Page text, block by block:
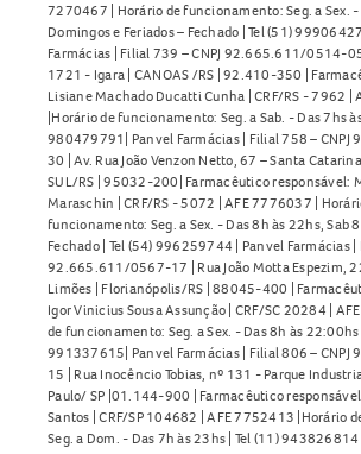
7270467 | Horário de funcionamento: Seg. a Sex.
Domingos e Feriados – Fechado | Tel (51)
Farmácias | Filial 739 – CNPJ 92.665.611/0514-
1721 - Igara | CANOAS /RS | 92.410-350 |
Lisiane Machado Ducatti Cunha | CRF/RS - 7962 |
|Horário de funcionamento: Seg. a Sab. - Das 7hs
980479791| Panvel Farmácias | Filial 758 –
30 | Av. Rua João Venzon Netto, 67 – Santa
SUL/RS | 95032-200| Farmacêutico responsável:
Maraschin | CRF/RS - 5072 | AFE 7776037 |
funcionamento: Seg. a Sex. - Das 8h às 22hs, Sab
Fechado | Tel (54) 996259744 | Panvel Farmácias |
92.665.611/0567-17 | Rua João Motta Espezim,
Limões | Florianópolis/RS | 88045-400 |
Igor Vinicius Sousa Assunção | CRF/SC 20284 |
de funcionamento: Seg. a Sex. - Das 8h às 22:00hs
991337615| Panvel Farmácias | Filial 806 –
15 | Rua Inocêncio Tobias, nº 131 - Parque
Paulo/ SP |01.144-900 | Farmacêutico
Santos | CRF/SP 104682 | AFE 7752413 |Horário
Seg. a Dom. - Das 7h às 23hs | Tel (11) 943826814